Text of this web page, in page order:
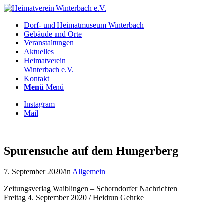
Dorf- und Heimatmuseum Winterbach
Gebäude und Orte
Veranstaltungen
Aktuelles
Heimatverein
Winterbach e.V.
Kontakt
Menü Menü
Instagram
Mail
Spurensuche auf dem Hungerberg
7. September 2020/in Allgemein
Zeitungsverlag Waiblingen – Schorndorfer Nachrichten
Freitag 4. September 2020 / Heidrun Gehrke